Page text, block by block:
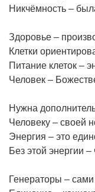
Никчёмность –
Здоровье –
Клетки
Питание клеток –
Человек –
Нужна
Человеку – своей
Энергия – это
Без этой энергии –
Генераторы –